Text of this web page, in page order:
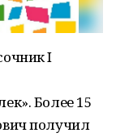
I
Более 15
получил